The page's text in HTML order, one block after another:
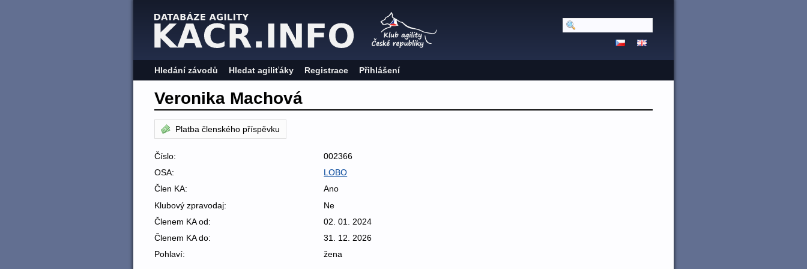
Hledání závodů Hledat agiliťáky Registrace Přihlášení
Veronika Machová
Platba členského příspěvku
Číslo:
002366
OSA:
LOBO
Člen KA:
Ano
Klubový zpravodaj:
Ne
Členem KA od:
02. 01. 2024
Členem KA do:
31. 12. 2026
Pohlaví:
žena